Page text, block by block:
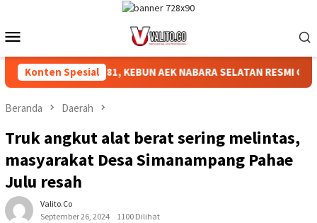
konten
Mobile
Konten Spesial
HUT RI KE-81, KEBUN AEK NABARA SELATAN RESMI GELAR
Beranda Daerah
Truk angkut alat berat sering melintas,
masyarakat Desa Simanampang Pahae
Julu resah
Valito.co
September 26, 2024
1100 Dilihat